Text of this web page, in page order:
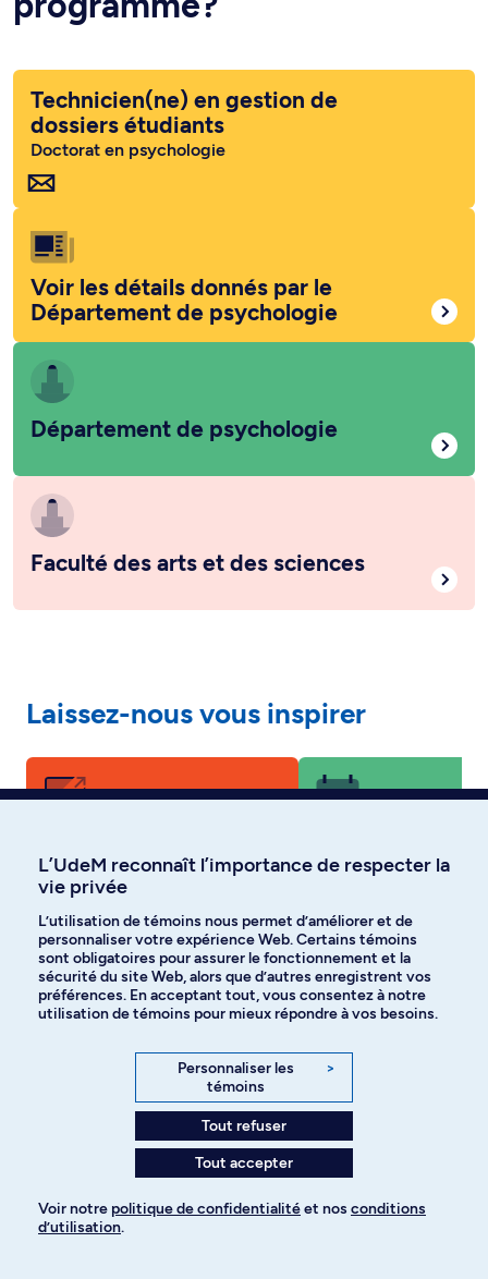
Technicien(ne) en gestion de
dossiers étudiants
Doctorat en psychologie
Voir les détails donnés par le
Département de psychologie
Département de psychologie
Faculté des arts et des sciences
Laissez-nous vous inspirer
services
Testothèque
psychologie
événements
Activités de recherche
L’UdeM reconnaît l’importance de respecter la
vie privée
L’utilisation de témoins nous permet d’améliorer et de
personnaliser votre expérience Web. Certains témoins
sont obligatoires pour assurer le fonctionnement et la
sécurité du site Web, alors que d’autres enregistrent vos
préférences. En acceptant tout, vous consentez à notre
utilisation de témoins pour mieux répondre à vos besoins.
Personnaliser les
témoins
>
Tout refuser
Tout accepter
Voir notre politique de confidentialitéet nos conditions
d’utilisation.